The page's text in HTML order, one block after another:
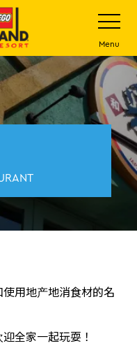
打
开
网
站
菜
单
Menu
用地产地消食材的名
全家一起玩耍！